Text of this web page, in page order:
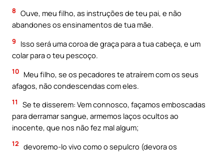
8 Ouve, meu filho, as instruções de teu pai, e não
abandones os ensinamentos de tua mãe.
9
Isso será uma coroa de graça para a tua cabeça, e um
colar para o teu pescoço.
10 Meu filho, se os pecadores te atraírem com os seus
afagos, não condescendas com eles.
11
Se te disserem: Vem connosco, façamos emboscadas
para derramar sangue, armemos laços ocultos ao
inocente, que nos não fez mal algum;
12 devoremo-lo vivo como o sepulcro (devora os